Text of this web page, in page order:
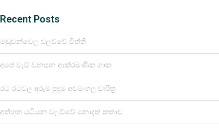
Recent Posts
මඩුවන්වෙල වලව්වේ විත්ති
අපේ වැව් වනසන ආක්රමණික ශාක
රට රටවල අරුම පුදුම අවමංගල චාරිත්‍ර
අත්භූත යටියන වලව්වේ නොදත් කතාව